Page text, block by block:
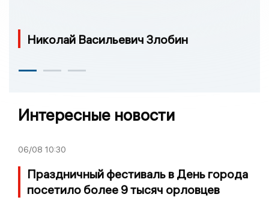
Николай Васильевич Злобин
Интересные новости
06/08 10:30
Праздничный фестиваль в День города
посетило более 9 тысяч орловцев